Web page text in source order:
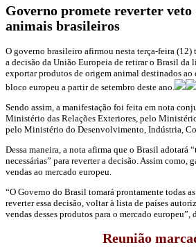
Governo promete reverter veto
animais brasileiros
O governo brasileiro afirmou nesta terça-feira (12)
a decisão da União Europeia de retirar o Brasil da
exportar produtos de origem animal destinados ao
bloco europeu a partir de setembro deste ano.
Sendo assim, a manifestação foi feita em nota
Ministério das Relações Exteriores, pelo
pelo Ministério do Desenvolvimento, Indústria,
Dessa maneira, a nota afirma que o Brasil adotará
necessárias” para reverter a decisão. Assim como,
vendas ao mercado europeu.
“O Governo do Brasil tomará prontamente todas
reverter essa decisão, voltar à lista de países
vendas desses produtos para o mercado europeu”,
Reunião